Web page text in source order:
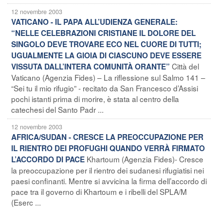
12 novembre 2003
VATICANO - IL PAPA ALL’UDIENZA GENERALE:
“NELLE CELEBRAZIONI CRISTIANE IL DOLORE DEL
SINGOLO DEVE TROVARE ECO NEL CUORE DI TUTTI;
UGUALMENTE LA GIOIA DI CIASCUNO DEVE ESSERE
VISSUTA DALL’INTERA COMUNITÀ ORANTE” Città del
Vaticano (Agenzia Fides) – La riflessione sul Salmo 141 –
“Sei tu il mio rifugio” - recitato da San Francesco d’Assisi
pochi istanti prima di morire, è stata al centro della
catechesi del Santo Padr ...
12 novembre 2003
AFRICA/SUDAN - CRESCE LA PREOCCUPAZIONE PER
IL RIENTRO DEI PROFUGHI QUANDO VERRÀ FIRMATO
L’ACCORDO DI PACE Khartoum (Agenzia Fides)- Cresce
la preoccupazione per il rientro dei sudanesi rifugiatisi nei
paesi confinanti. Mentre si avvicina la firma dell’accordo di
pace tra il governo di Khartoum e i ribelli del SPLA/M
(Eserc ...